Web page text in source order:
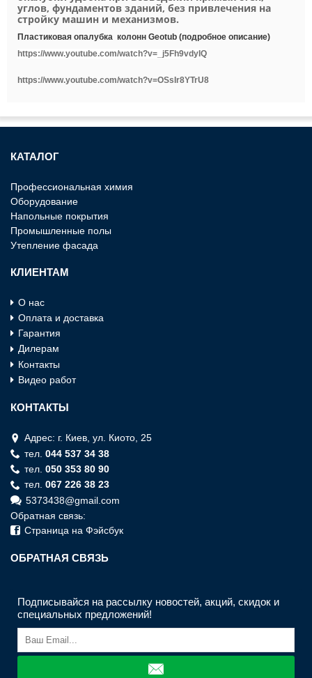
углов, фундаментов зданий, без привлечения на
стройку машин и механизмов.
Пластиковая опалубка колонн Geotub (подробное описание)
https://www.youtube.com/watch?v=_j5Fh9vdyIQ
https://www.youtube.com/watch?v=OSsIr8YTrU8
КАТАЛОГ
Профессиональная химия
Оборудование
Напольные покрытия
Промышленные полы
Утепление фасада
КЛИЕНТАМ
О нас
Оплата и доставка
Гарантия
Дилерам
Контакты
Видео работ
КОНТАКТЫ
Адрес: г. Киев, ул. Киото, 25
тел. 044 537 34 38
тел. 050 353 80 90
тел. 067 226 38 23
5373438@gmail.com
Обратная связь:
Страница на Фэйсбук
ОБРАТНАЯ СВЯЗЬ
Подписывайся на рассылку новостей, акций, скидок и
специальных предложений!